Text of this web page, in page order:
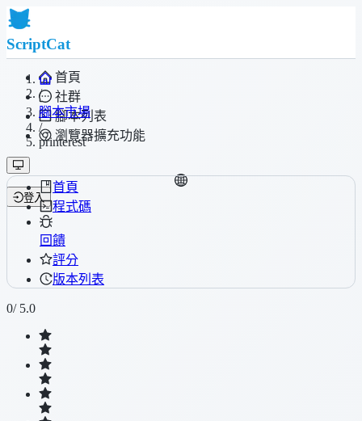
ScriptCat
首頁
社群
腳本列表
瀏覽器擴充功能
登入
/
腳本市場
/
printerest
首頁
程式碼
回饋
評分
版本列表
0/ 5.0